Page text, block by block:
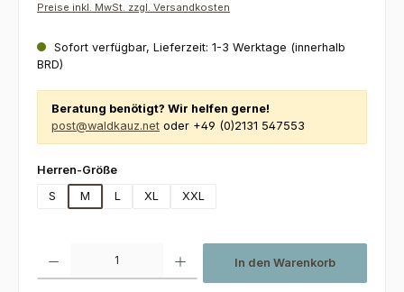
Preise inkl. MwSt. zzgl. Versandkosten
Sofort verfügbar, Lieferzeit: 1-3 Werktage (innerhalb
BRD)
Beratung benötigt? Wir helfen gerne!
post@waldkauz.net oder +49 (0)2131 547553
Herren-Größeauswählen
S
M L XL XXL
In den Warenkorb